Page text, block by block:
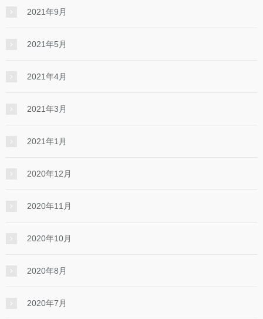
2021年9月
2021年5月
2021年4月
2021年3月
2021年1月
2020年12月
2020年11月
2020年10月
2020年8月
2020年7月